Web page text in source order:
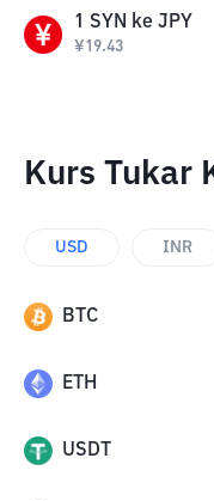
1 SYN ke JPY
¥19.43
Kurs Tukar
USD INR
BTC
ETH
USDT